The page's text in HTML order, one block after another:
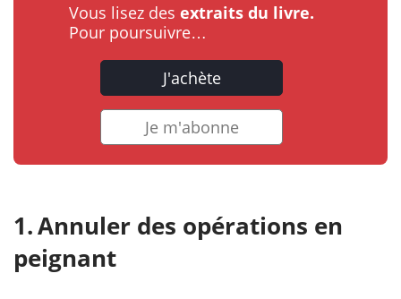
Vous lisez des extraits du livre.
Pour poursuivre…
J'achète
Je m'abonne
Annuler des opérations en
peignant